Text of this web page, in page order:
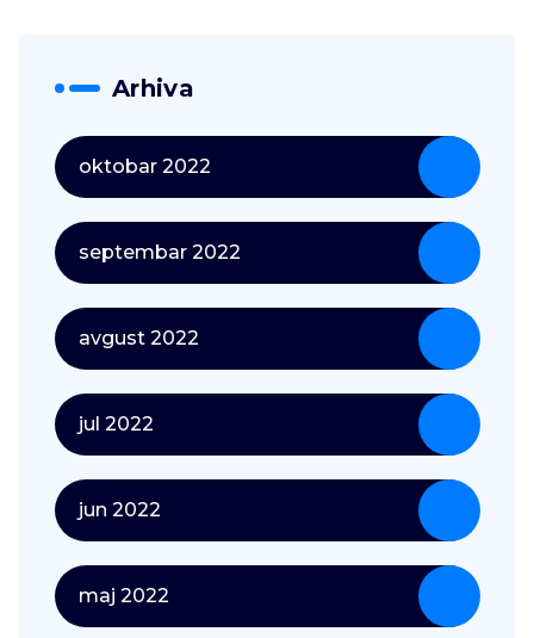
Arhiva
oktobar 2022
septembar 2022
avgust 2022
jul 2022
jun 2022
maj 2022